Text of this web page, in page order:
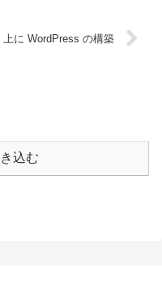
に WordPress の構築
込む